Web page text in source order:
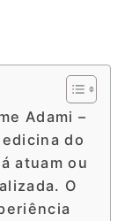
Adami –
do
atuam ou
O